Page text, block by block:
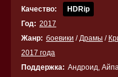
Качество:
HDRip
Год: 2017
Жанр: боевики /Драмы /
2017 года
Поддержка: Андроид,